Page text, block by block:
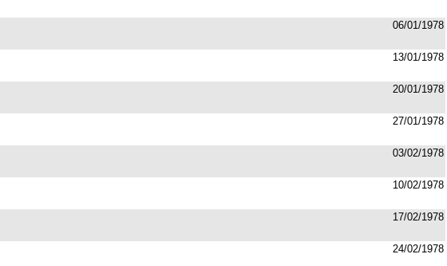
06/01/1978
13/01/1978
20/01/1978
27/01/1978
03/02/1978
10/02/1978
17/02/1978
24/02/1978